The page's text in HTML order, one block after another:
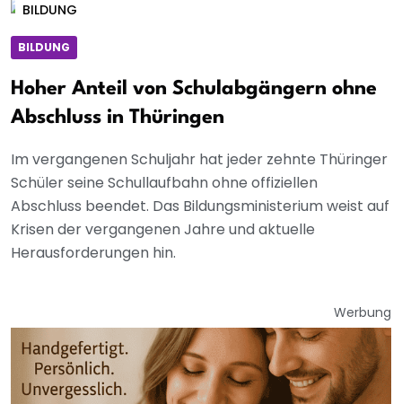
BILDUNG
BILDUNG
Hoher Anteil von Schulabgängern ohne
Abschluss in Thüringen
Im vergangenen Schuljahr hat jeder zehnte Thüringer
Schüler seine Schullaufbahn ohne offiziellen
Abschluss beendet. Das Bildungsministerium weist auf
Krisen der vergangenen Jahre und aktuelle
Herausforderungen hin.
Werbung